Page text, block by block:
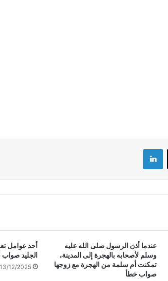
لينكدإن
عندما أذن الرسول صلى الله عليه
وسلم لأصحابه بالهجرة إلى المدينة،
تمكنت أم سلمة من الهجرة مع زوجها
صواب خطأ
أحد عوامل
الجليد
13/12/2025